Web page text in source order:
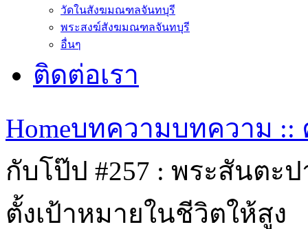
วัดในสังฆมณฑลจันทบุรี
พระสงฆ์สังฆมณฑลจันทบุรี
อื่นๆ
ติดต่อเรา
Homeบทความบทความ
กับโป๊ป #257 : พระสันตะ
ตั้งเป้าหมายในชีวิตให้สูง